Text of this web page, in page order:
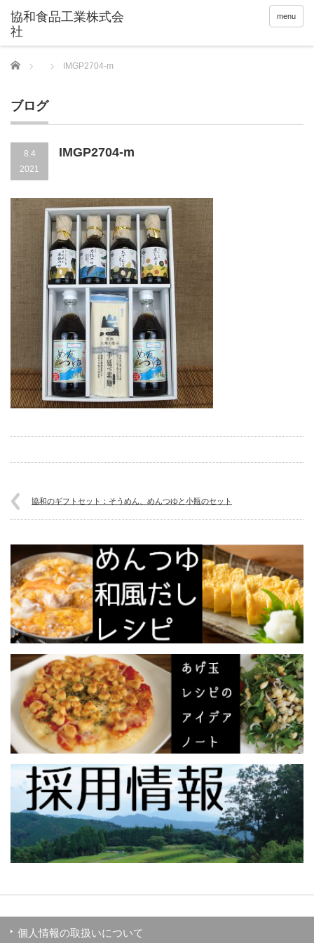
menu
Home IMGP2704-m
ブログ
8.4
2021
IMGP2704-m
協和のギフトセット：そうめん、めんつゆと小瓶のセット
個人情報の取扱いについて